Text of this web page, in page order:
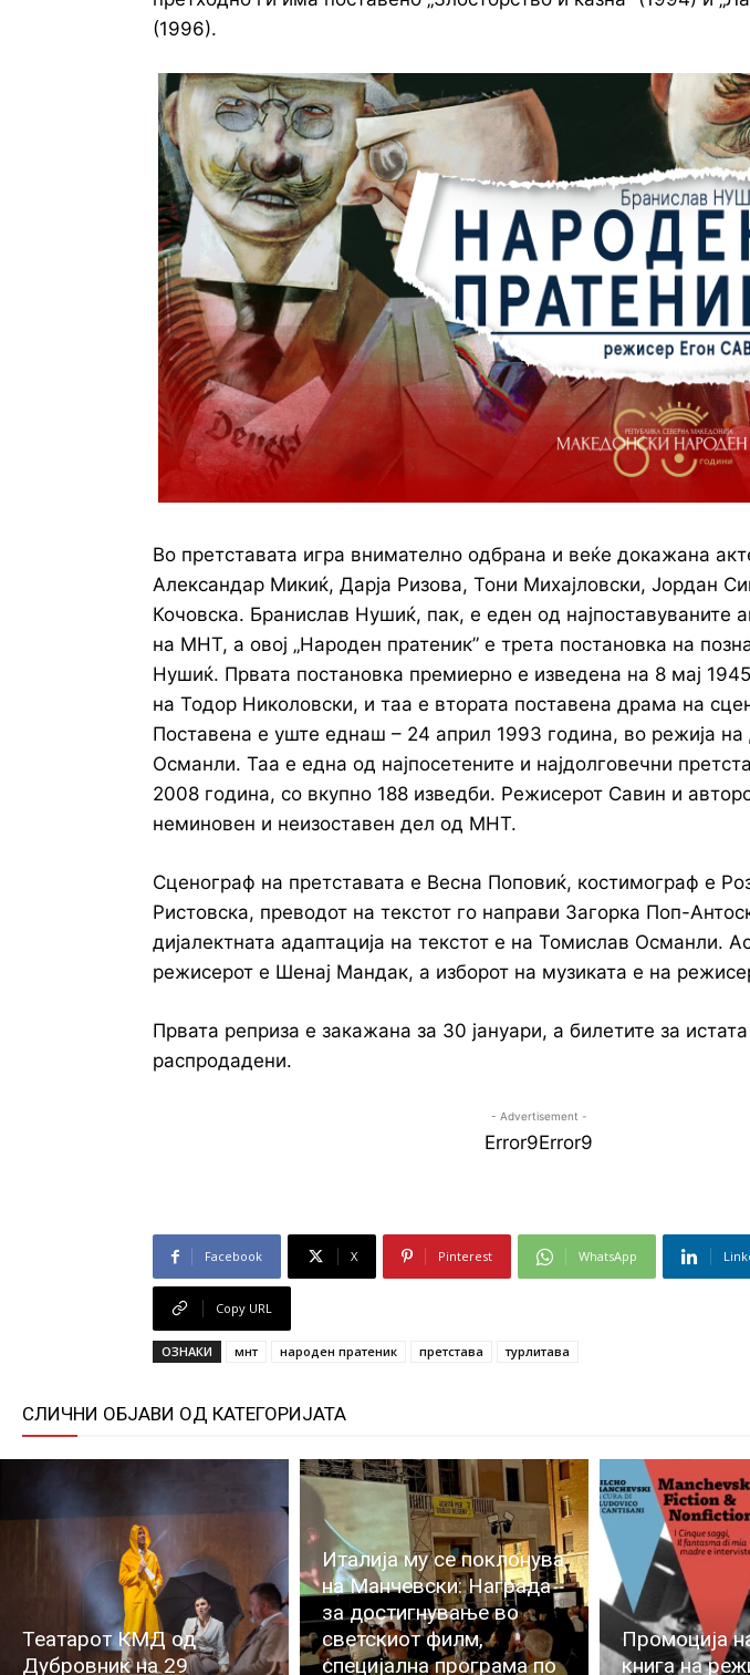
(1996).
Во претставата игра внимателно одбрана и веќе докажана
Александар Микиќ, Дарја Ризова, Тони Михајловски, Јордан
Кочовска. Бранислав Нушиќ, пак, е еден од најпоставуваните
на МНТ, а овој „Народен пратеник” е трета постановка на
Нушиќ. Првата постановка премиерно е изведена на 8 мај
на Тодор Николовски, и таа е втората поставена драма на
Поставена е уште еднаш – 24 април 1993 година, во режија
Османли. Таа е една од најпосетените и најдолговечни
2008 година, со вкупно 188 изведби. Режисерот Савин и
неминовен и неизоставен дел од МНТ.
Сценограф на претставата е Весна Поповиќ, костимограф е
Ристовска, преводот на текстот го направи Загорка Поп-
дијалектната адаптација на текстот е на Томислав Османли.
режисерот е Шенај Мандак, а изборот на музиката е на
Првата реприза е закажана за 30 јануари, а билетите за
распродадени.
- Advertisement -
Error9Error9
Facebook X Pinterest WhatsApp
Copy URL
ОЗНАКИ мнт народен пратеник претстава турлитава
СЛИЧНИ ОБЈАВИ ОД КАТЕГОРИЈАТА
Театарот КМД од
Дубровник на 29
Италија му се поклонува
на Манчевски: Награда
за достигнување во
светскиот филм,
специјална програма по
Промоција
книга на